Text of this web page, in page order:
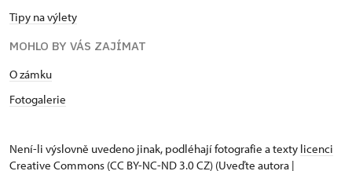
Tipy na výlety
MOHLO BY VÁS ZAJÍMAT
O zámku
Fotogalerie
Není-li výslovně uvedeno jinak, podléhají fotografie a texty licenci
Creative Commons (CC BY-NC-ND 3.0 CZ) (Uveďte autora |